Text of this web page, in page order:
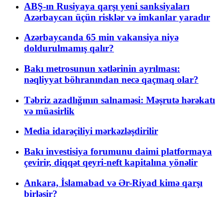
ABŞ-ın Rusiyaya qarşı yeni sanksiyaları
Azərbaycan üçün risklər və imkanlar yaradır
Azərbaycanda 65 min vakansiya niyə
doldurulmamış qalır?
Bakı metrosunun xətlərinin ayrılması:
nəqliyyat böhranından necə qaçmaq olar?
Təbriz azadlığının salnaməsi: Məşrutə hərəkatı
və müasirlik
Media idarəçiliyi mərkəzləşdirilir
Bakı investisiya forumunu daimi platformaya
çevirir, diqqət qeyri-neft kapitalına yönəlir
Ankara, İslamabad və Ər-Riyad kimə qarşı
birləşir?